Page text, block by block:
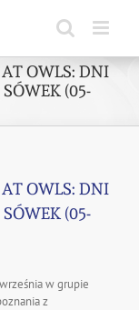
AT OWLS: DNI
(05-
AT OWLS: DNI
(05-
w grupie
z